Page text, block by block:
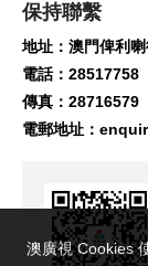
保持聯繫
地址：澳門俾利
電話：28517758
傳真：28716579
電郵地址：
澳廣視 Cookies